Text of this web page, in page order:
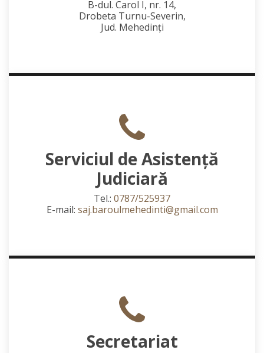
B-dul. Carol I, nr. 14,
Drobeta Turnu-Severin,
Jud. Mehedinţi
Serviciul de Asistență
Judiciară
Tel.: 0787/525937
E-mail: saj.baroulmehedinti@gmail.com
Secretariat